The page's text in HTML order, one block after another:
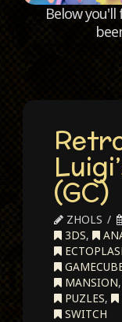
Below
(GC)
ZHOLS
3DS,
MANSION
PUZLES,
SWITCH